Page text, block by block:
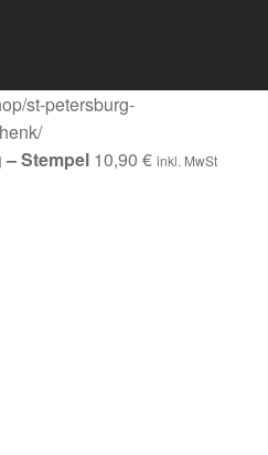
Stempel 10,90 € inkl. MwSt